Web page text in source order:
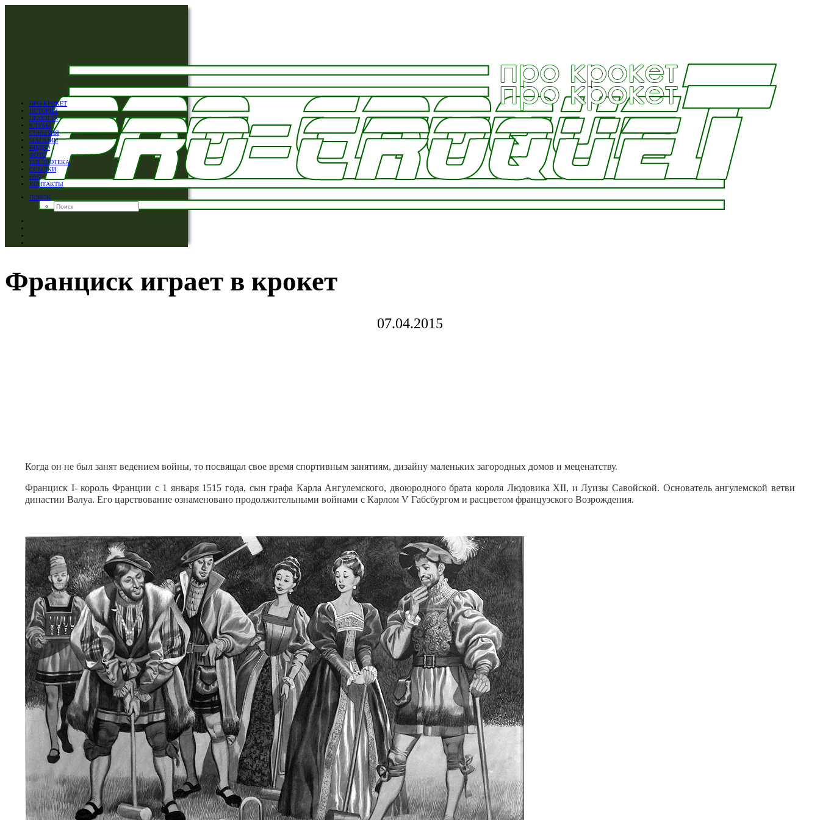
ПРО КРОКЕТ
ИСТОРИЯ
ПРАВИЛА
КЛУБЫ
СОБЫТИЯ
МАГАЗИН
ВИДЕО
ФОТО
БИБЛИОТЕКА
ССЫЛКИ
FAQ
КОНТАКТЫ
ПОИСК
Франциск играет в крокет
07.04.2015
Когда он не был занят ведением войны, то посвящал свое время спортивным занятиям, дизайну маленьких загородных домов и меценатству.
Франциск I- король Франции с 1 января 1515 года, сын графа Карла Ангулемского, двоюродного брата короля Людовика XII, и Луизы Савойской. Основатель ангулемской ветви
династии Валуа. Его царствование ознаменовано продолжительными войнами с Карлом V Габсбургом и расцветом французского Возрождения.